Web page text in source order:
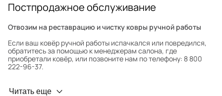
Постпродажное обслуживание
Отвозим на реставрацию и чистку ковры ручной работы
Если ваш ковёр ручной работы испачкался или повредился,
обратитесь за помощью к менеджерам салона, где
приобретали ковёр, или позвоните нам по телефону: 8 800
222-96-37.
Профилактика износа
Читать еще